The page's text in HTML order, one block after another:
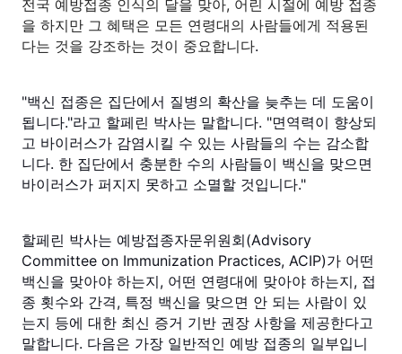
전국 예방접종 인식의 달을 맞아, 어린 시절에 예방 접종
을 하지만 그 혜택은 모든 연령대의 사람들에게 적용된
다는 것을 강조하는 것이 중요합니다.
"백신 접종은 집단에서 질병의 확산을 늦추는 데 도움이
됩니다."라고 할페린 박사는 말합니다. "면역력이 향상되
고 바이러스가 감염시킬 수 있는 사람들의 수는 감소합
니다. 한 집단에서 충분한 수의 사람들이 백신을 맞으면
바이러스가 퍼지지 못하고 소멸할 것입니다."
할페린 박사는 예방접종자문위원회(Advisory
Committee on Immunization Practices, ACIP)가 어떤
백신을 맞아야 하는지, 어떤 연령대에 맞아야 하는지, 접
종 횟수와 간격, 특정 백신을 맞으면 안 되는 사람이 있
는지 등에 대한 최신 증거 기반 권장 사항을 제공한다고
말합니다. 다음은 가장 일반적인 예방 접종의 일부입니